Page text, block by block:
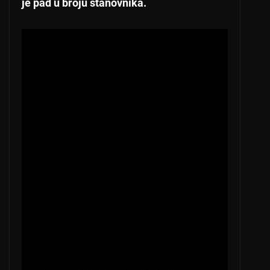
je pad u broju stanovnika.